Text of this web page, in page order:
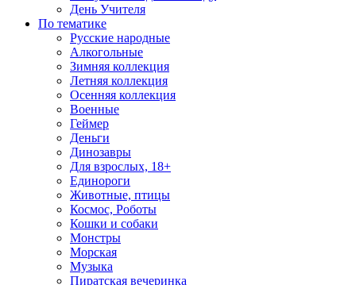
День Учителя
По тематике
Русские народные
Алкогольные
Зимняя коллекция
Летняя коллекция
Осенняя коллекция
Военные
Геймер
Деньги
Динозавры
Для взрослых, 18+
Единороги
Животные, птицы
Космос, Роботы
Кошки и собаки
Монстры
Морская
Музыка
Пиратская вечеринка